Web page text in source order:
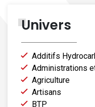
Univers
Additifs
Administrations
Agriculture
Artisans
BTP